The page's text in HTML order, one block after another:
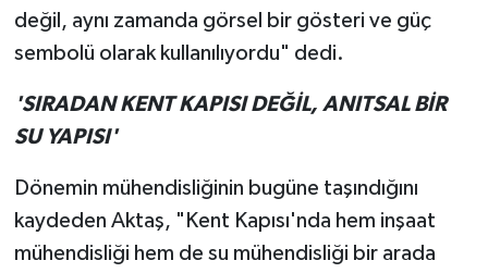
değil, aynı zamanda görsel bir gösteri ve güç
sembolü olarak kullanılıyordu" dedi.
'SIRADAN KENT KAPISI DEĞİL, ANITSAL BİR
SU YAPISI'
Dönemin mühendisliğinin bugüne taşındığını
kaydeden Aktaş, "Kent Kapısı'nda hem inşaat
mühendisliği hem de su mühendisliği bir arada